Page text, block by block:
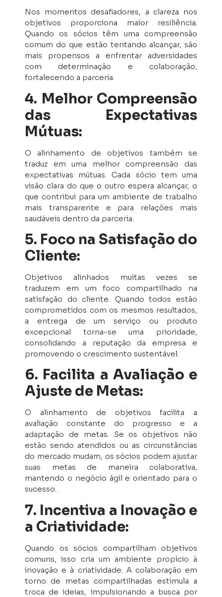
Nos momentos desafiadores, a clareza nos
objetivos proporciona maior resiliência.
Quando os sócios têm uma compreensão
comum do que estão tentando alcançar, são
mais propensos a enfrentar adversidades
com determinação e colaboração,
fortalecendo a parceria.
4. Melhor Compreensão
das Expectativas
Mútuas:
O alinhamento de objetivos também se
traduz em uma melhor compreensão das
expectativas mútuas. Cada sócio tem uma
visão clara do que o outro espera alcançar, o
que contribui para um ambiente de trabalho
mais transparente e para relações mais
saudáveis dentro da parceria.
5. Foco na Satisfação do
Cliente:
Objetivos alinhados muitas vezes se
traduzem em um foco compartilhado na
satisfação do cliente. Quando todos estão
comprometidos com os mesmos resultados,
a entrega de um serviço ou produto
excepcional torna-se uma prioridade,
consolidando a reputação da empresa e
promovendo o crescimento sustentável.
6. Facilita a Avaliação e
Ajuste de Metas:
O alinhamento de objetivos facilita a
avaliação constante do progresso e a
adaptação de metas. Se os objetivos não
estão sendo atendidos ou as circunstâncias
do mercado mudam, os sócios podem ajustar
suas metas de maneira colaborativa,
mantendo o negócio ágil e orientado para o
sucesso.
7. Incentiva a Inovação e
a Criatividade:
Quando os sócios compartilham objetivos
comuns, isso cria um ambiente propício à
inovação e à criatividade. A colaboração em
torno de metas compartilhadas estimula a
troca de ideias, impulsionando a busca por